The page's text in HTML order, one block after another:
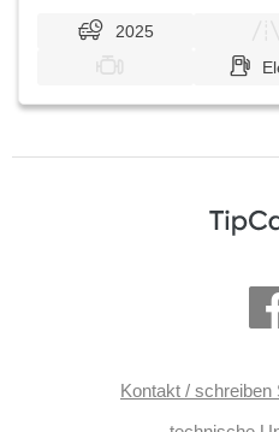
2025
Kontakt / schreiben